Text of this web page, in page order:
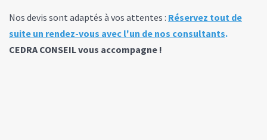
Nos devis sont adaptés à vos attentes : Réservez tout de
suite un rendez-vous avec l'un de nos consultants.
CEDRA CONSEIL vous accompagne !